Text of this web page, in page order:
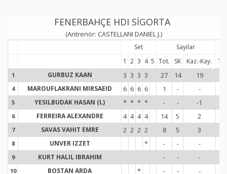
FENERBAHÇE HDI SİGORTA
(Antrenör: CASTELLANI DANIEL J.)
Set
Sayılar
1 2 3 4 5 Tot. SK Kaz.-Kay.
1 GURBUZ KAAN 3 3 3 3 27 14 19
4 MAROUFLAKRANI MIRSAEID 6 6 6 6 1 - -
5 YESILBUDAK HASAN (L) * * * * - - -1
6 FERREIRA ALEXANDRE 4 4 4 4 14 5 2
7 SAVAS VAHIT EMRE 2 2 2 2 8 5 3
8 UNVER IZZET * - - -
9 KURT HALIL IBRAHIM - - -
10 BOSTAN ARDA * - - -